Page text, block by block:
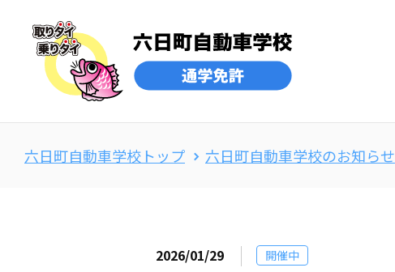
六日町自動車学校トップ 六日町自動車学校のお知らせ
2026/01/29 開催中